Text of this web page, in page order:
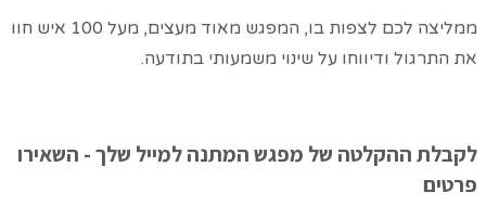
ממליצה לכם לצפות בו, המפגש מאוד מעצים, מעל 100 איש חוו
את התרגול ודיווחו על שינוי משמעותי בתודעה.
לקבלת ההקלטה של מפגש המתנה למייל שלך - השאירו
פרטים